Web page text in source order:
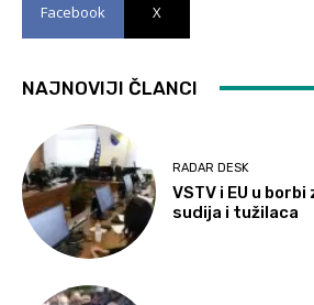
Facebook X
NAJNOVIJI ČLANCI
RADAR DESK
VSTV i EU u
sudija i tužilaca